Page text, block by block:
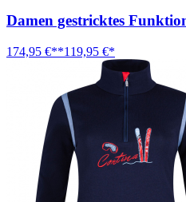
Damen gestricktes
174,95 €**119,95 €*